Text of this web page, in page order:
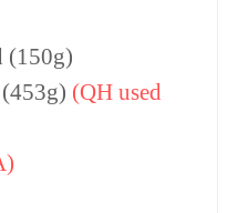
(150g)
(QH used